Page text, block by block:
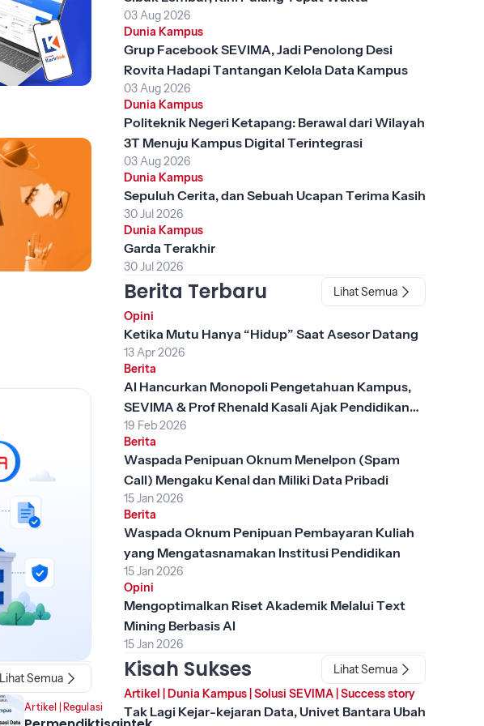
Lihat Semua
Artikel Regulasi
03 Aug 2026
Dunia Kampus
Grup Facebook SEVIMA, Jadi Penolong Desi
Rovita Hadapi Tantangan Kelola Data Kampus
03 Aug 2026
Dunia Kampus
Politeknik Negeri Ketapang: Berawal dari Wilayah
3T Menuju Kampus Digital Terintegrasi
03 Aug 2026
Dunia Kampus
Sepuluh Cerita, dan Sebuah Ucapan Terima Kasih
30 Jul 2026
Dunia Kampus
Garda Terakhir
30 Jul 2026
Berita Terbaru
Lihat Semua
Opini
Ketika Mutu Hanya “Hidup” Saat Asesor Datang
13 Apr 2026
Berita
AI Hancurkan Monopoli Pengetahuan Kampus,
SEVIMA & Prof Rhenald Kasali Ajak Pendidikan
Tinggi Berubah
19 Feb 2026
Berita
Waspada Penipuan Oknum Menelpon (Spam
Call) Mengaku Kenal dan Miliki Data Pribadi
15 Jan 2026
Berita
Waspada Oknum Penipuan Pembayaran Kuliah
yang Mengatasnamakan Institusi Pendidikan
15 Jan 2026
Opini
Mengoptimalkan Riset Akademik Melalui Text
Mining Berbasis AI
15 Jan 2026
Kisah Sukses
Lihat Semua
Artikel Dunia Kampus| Solusi SEVIMA| Success story
Tak Lagi Kejar-kejaran Data, Univet Bantara Ubah